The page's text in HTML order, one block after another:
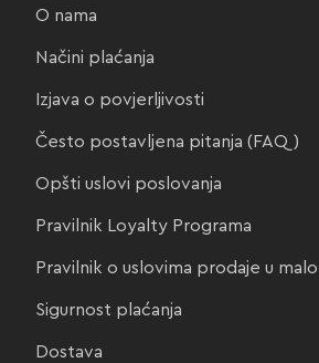
O nama
Načini plaćanja
Izjava o povjerljivosti
Često postavljena pitanja (FAQ)
Opšti uslovi poslovanja
Pravilnik Loyalty Programa
Pravilnik o uslovima prodaje u
Sigurnost plaćanja
Dostava